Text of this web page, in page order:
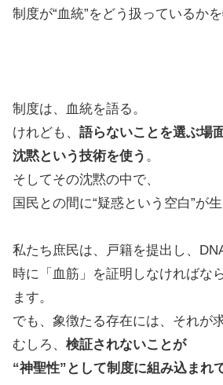
制度が“血統”をどう扱っているか
制度は、血統を語る。
けれども、 語らないことを選ぶ場
沈黙という技術を使う 。
そしてその沈黙の中で、
国民との間に“疑惑という空白”が生
私たち庶民は、戸籍を提出し、
時に「血筋」を証明しなければな
ます。
でも、象徴たる存在には、それが
むしろ、 検証されないことが
“神聖性”として制度に組み込まれ